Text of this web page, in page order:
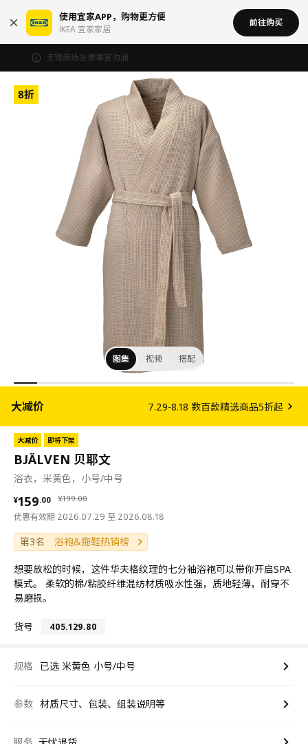
使用宜家APP，购物更方便
IKEA 宜家家居
前往购买
无锡商场发票事宜沟通
图集 视频 搭配
大减价 7.29-8.18 数百款精选商品5折起
大减价 即将下架
BJÄLVEN 贝耶文
浴衣，米黄色，小号/中号
¥199.00
¥ 199.00
¥159.00
¥ 159.00
优惠有效期 2026.07.29 至 2026.08.18
第3名 浴袍&拖鞋热销榜
想要放松的时候，这件华夫格纹理的七分袖浴袍可以带你开启SPA
模式。 柔软的棉/粘胶纤维混纺材质吸水性强，质地轻薄，耐穿不
易磨损。
货号 405.129.80
规格 已选 米黄色 小号/中号
参数 材质尺寸、包装、组装说明等